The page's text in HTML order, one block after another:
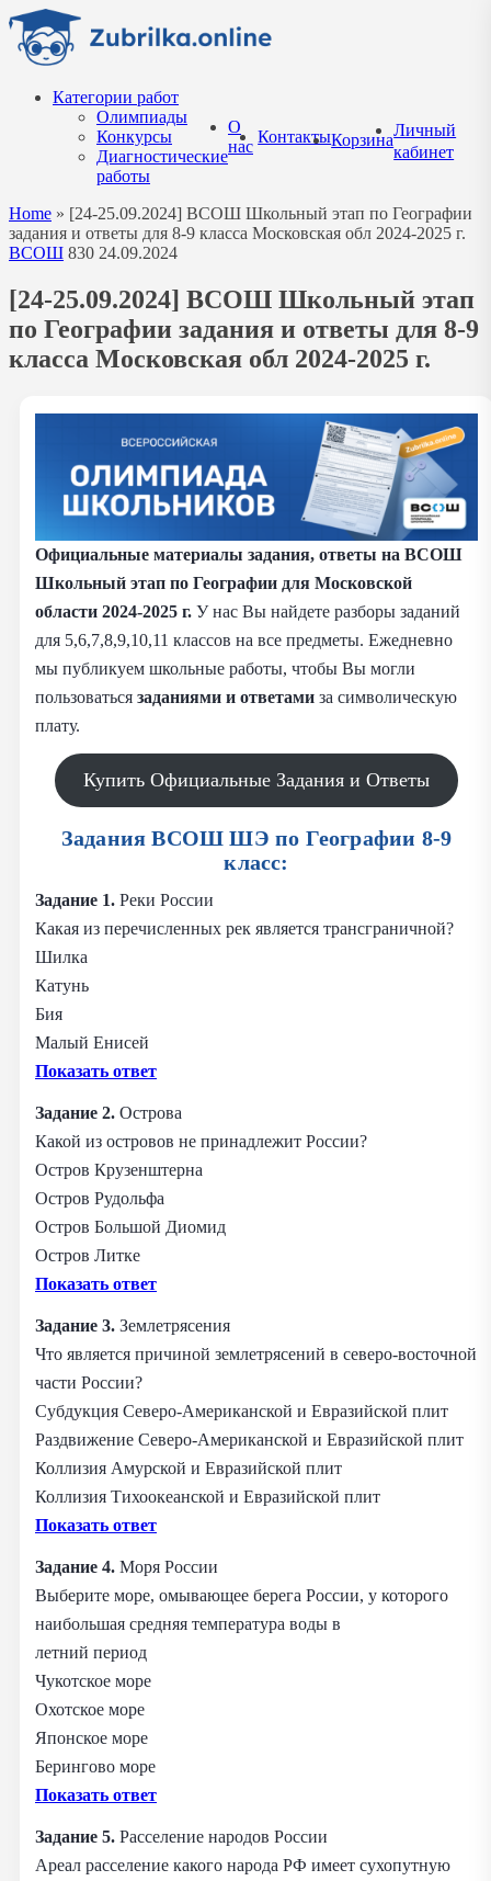
Перейти
содержанию
Категории работ
Олимпиады
Конкурсы
Диагностические
работы
О
нас
КонтактыКорзина
Личный
кабинет
Home » [24-25.09.2024] ВСОШ Школьный этап по Географии
задания и ответы для 8-9 класса Московская обл 2024-2025 г.
ВСОШ 830 24.09.2024
[24-25.09.2024] ВСОШ Школьный этап
по Географии задания и ответы для 8-9
класса Московская обл 2024-2025 г.
Официальные материалы задания, ответы на ВСОШ
Школьный этап по Географии для Московской
области 2024-2025 г. У нас Вы найдете разборы заданий
для 5,6,7,8,9,10,11 классов на все предметы. Ежедневно
мы публикуем школьные работы, чтобы Вы могли
пользоваться заданиями и ответами за символическую
плату.
Купить Официальные Задания и Ответы
Задания ВСОШ ШЭ по Географии 8-9
класс:
Задание 1. Реки России
Какая из перечисленных рек является трансграничной?
Шилка
Катунь
Бия
Малый Енисей
Показать ответ
Задание 2. Острова
Какой из островов не принадлежит России?
Остров Крузенштерна
Остров Рудольфа
Остров Большой Диомид
Остров Литке
Показать ответ
Задание 3. Землетрясения
Что является причиной землетрясений в северо-восточной
части России?
Субдукция Северо-Американской и Евразийской плит
Раздвижение Северо-Американской и Евразийской плит
Коллизия Амурской и Евразийской плит
Коллизия Тихоокеанской и Евразийской плит
Показать ответ
Задание 4. Моря России
Выберите море, омывающее берега России, у которого
наибольшая средняя температура воды в
летний период
Чукотское море
Охотское море
Японское море
Берингово море
Показать ответ
Задание 5. Расселение народов России
Ареал расселение какого народа РФ имеет сухопутную